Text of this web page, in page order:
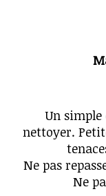
Un simple
nettoyer.
Ne pas
Ne